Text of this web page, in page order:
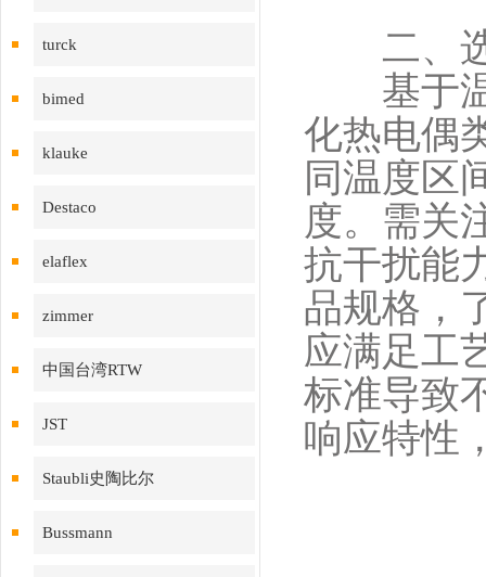
turck
bimed
klauke
Destaco
elaflex
zimmer
中国台湾RTW
JST
Staubli史陶比尔
Bussmann
二、选
基于温
化热电偶
同温度区
度。需关
抗干扰能
品规格，
应满足工
标准导致
响应特性